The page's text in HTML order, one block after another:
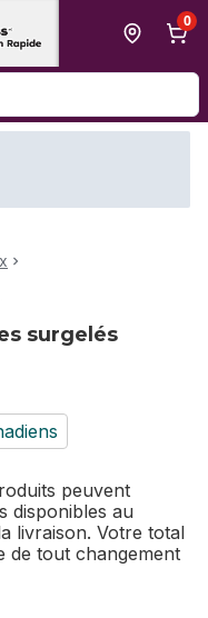
0
surgelés
peuvent
disponibles au
livraison. Votre total
de tout changement